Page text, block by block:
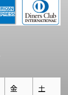
金 土